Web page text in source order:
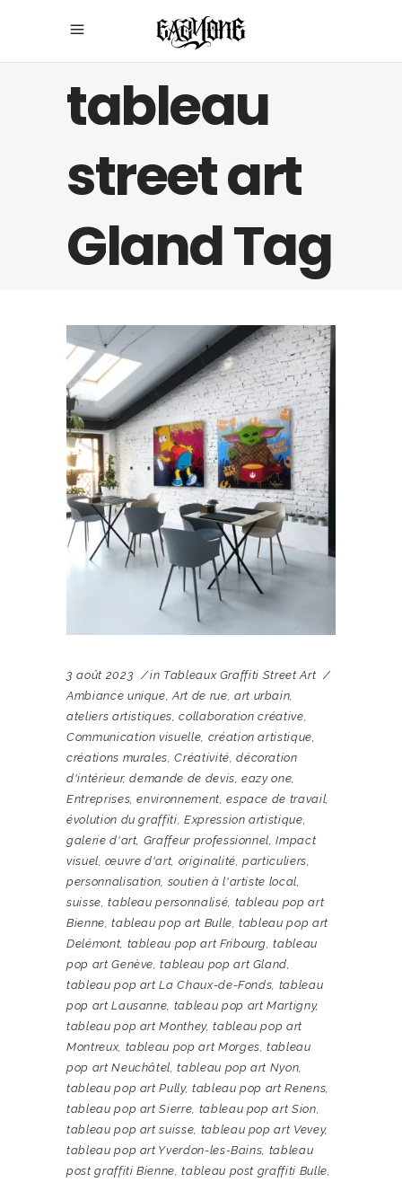
tableau
street art
Gland Tag
3 août 2023 in Tableaux Graffiti Street Art
Ambiance unique,Art de rue, art urbain,
ateliers artistiques,collaboration créative,
Communication visuelle, création artistique,
créations murales,Créativité,décoration
d'intérieur,demande de devis,eazy one,
Entreprises,environnement,espace de travail,
évolution du graffiti, Expression artistique,
galerie d'art, Graffeur professionnel,Impact
visuel,œuvre d'art, originalité,particuliers,
personnalisation, soutien à l'artiste local,
suisse,tableau personnalisé, tableau pop art
Bienne,tableau pop art Bulle,tableau pop art
Delémont, tableau pop art Fribourg,tableau
pop art Genève,tableau pop art Gland,
tableau pop art La Chaux-de-Fonds, tableau
pop art Lausanne, tableau pop art Martigny,
tableau pop art Monthey,tableau pop art
Montreux, tableau pop art Morges,tableau
pop art Neuchâtel,tableau pop art Nyon,
tableau pop art Pully, tableau pop art Renens,
tableau pop art Sierre, tableau pop art Sion,
tableau pop art suisse, tableau pop art Vevey,
tableau pop art Yverdon-les-Bains, tableau
post graffiti Bienne,tableau post graffiti Bulle,